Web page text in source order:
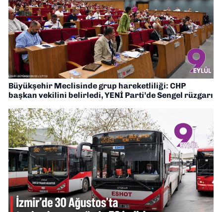
Büyükşehir Meclisinde grup hareketliliği: CHP
başkan vekilini belirledi, YENİ Parti’de Sengel rüzgarı